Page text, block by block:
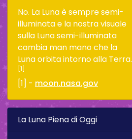
No. La Luna è sempre semi-
illuminata e la nostra visuale
sulla Luna semi-illuminata
cambia man mano che la
Luna orbita intorno alla Terra.
[1]
[1] - moon.nasa.gov
La Luna Piena di Oggi